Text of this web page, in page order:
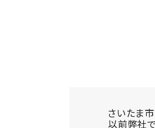
さいたま
以前弊社